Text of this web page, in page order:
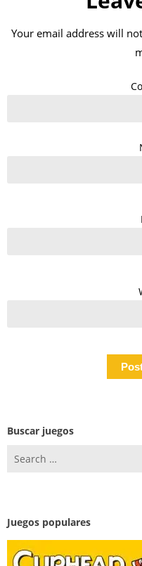
Your email address will
Buscar juegos
for:
Juegos populares